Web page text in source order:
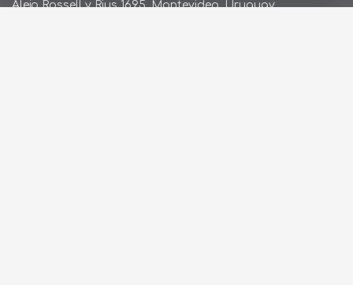
Alejo Rossell y Rius 1695, Montevideo, Uruguay